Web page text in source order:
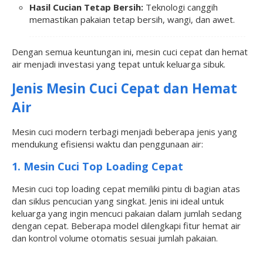
Hasil Cucian Tetap Bersih: Teknologi canggih
memastikan pakaian tetap bersih, wangi, dan awet.
Dengan semua keuntungan ini, mesin cuci cepat dan hemat
air menjadi investasi yang tepat untuk keluarga sibuk.
Jenis Mesin Cuci Cepat dan Hemat
Air
Mesin cuci modern terbagi menjadi beberapa jenis yang
mendukung efisiensi waktu dan penggunaan air:
1. Mesin Cuci Top Loading Cepat
Mesin cuci top loading cepat memiliki pintu di bagian atas
dan siklus pencucian yang singkat. Jenis ini ideal untuk
keluarga yang ingin mencuci pakaian dalam jumlah sedang
dengan cepat. Beberapa model dilengkapi fitur hemat air
dan kontrol volume otomatis sesuai jumlah pakaian.